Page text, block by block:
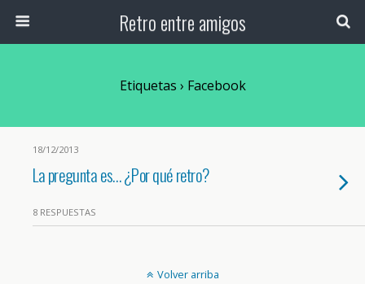
Retro entre amigos
Etiquetas › Facebook
18/12/2013
La pregunta es… ¿Por qué retro?
8 RESPUESTAS
Volver arriba